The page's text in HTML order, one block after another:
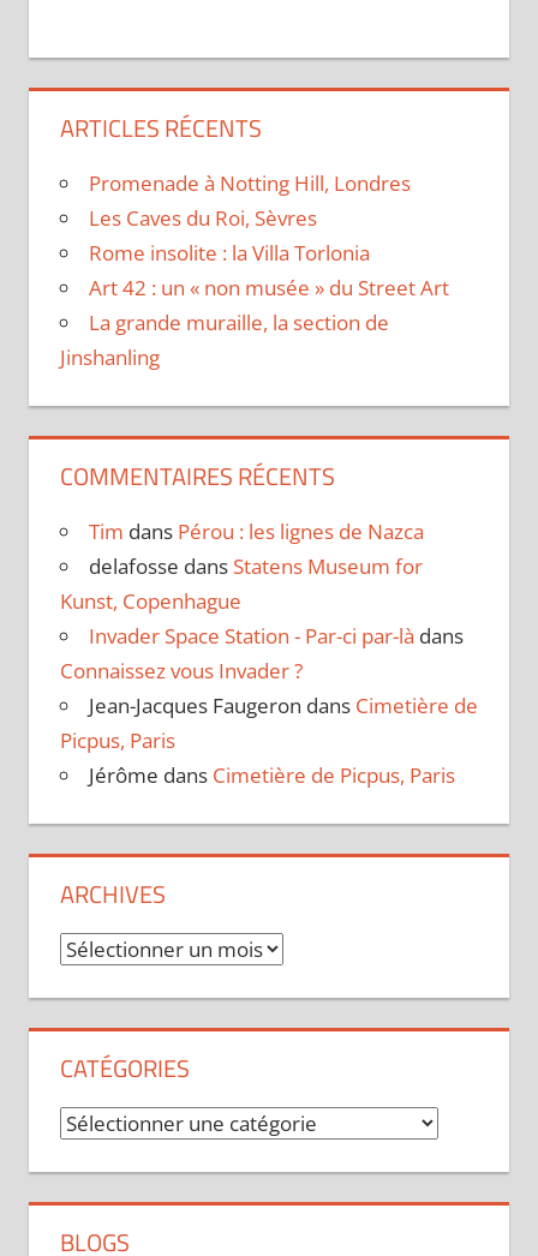
ARTICLES RÉCENTS
Promenade à Notting Hill, Londres
Les Caves du Roi, Sèvres
Rome insolite : la Villa Torlonia
Art 42 : un « non musée » du Street Art
La grande muraille, la section de
Jinshanling
COMMENTAIRES RÉCENTS
Tim dans Pérou : les lignes de Nazca
delafosse dans Statens Museum for
Kunst, Copenhague
Invader Space Station - Par-ci par-là dans
Connaissez vous Invader ?
Jean-Jacques Faugeron dans Cimetière de
Picpus, Paris
Jérôme dans Cimetière de Picpus, Paris
ARCHIVES
Archives
CATÉGORIES
Catégories
BLOGS